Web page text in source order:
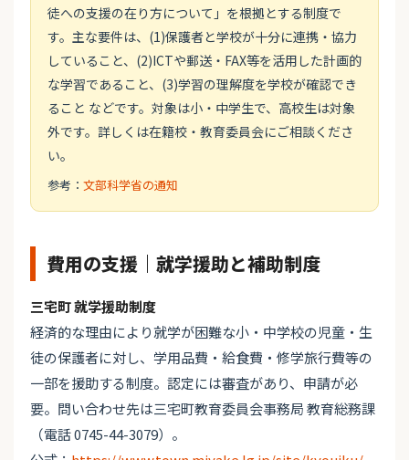
徒への支援の在り方について」を根拠とする制度で
す。主な要件は、(1)保護者と学校が十分に連携・協力
していること、(2)ICTや郵送・FAX等を活用した計画的
な学習であること、(3)学習の理解度を学校が確認でき
ること などです。対象は小・中学生で、高校生は対象
外です。詳しくは在籍校・教育委員会にご相談くださ
い。
参考： 文部科学省の通知
費用の支援｜就学援助と補助制度
三宅町 就学援助制度
経済的な理由により就学が困難な小・中学校の児童・生
徒の保護者に対し、学用品費・給食費・修学旅行費等の
一部を援助する制度。認定には審査があり、申請が必
要。問い合わせ先は三宅町教育委員会事務局 教育総務課
（電話 0745-44-3079）。